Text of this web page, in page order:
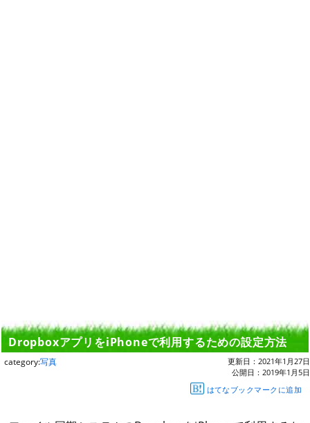
DropboxアプリをiPhoneで利用するための設定方法
category:写真 更新日： 2021年1月27日
公開日： 2019年1月5日
はてなブックマークに追加